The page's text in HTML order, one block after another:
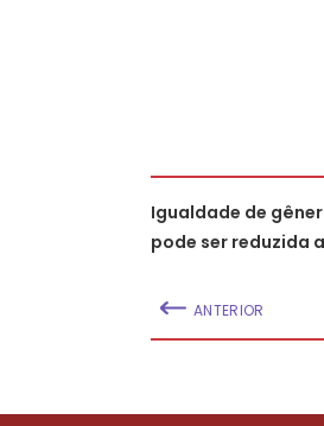
Igualdade de
pode ser reduzida
ANTERIOR